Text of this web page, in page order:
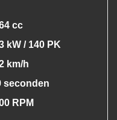
cc
kW / 140 PK
km/h
seconden
RPM